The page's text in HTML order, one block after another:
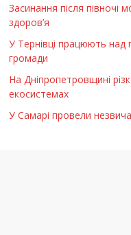
Засинання після півночі
здоров’я
У Тернівці працюють над
громади
На Дніпропетровщині
екосистемах
У Самарі провели